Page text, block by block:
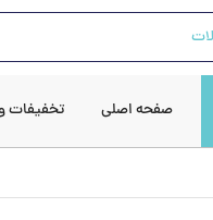
صفحه اصلی تخفیفات